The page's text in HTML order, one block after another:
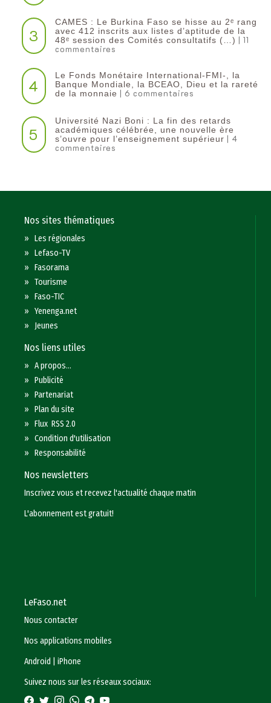
3
CAMES : Le Burkina Faso se hisse au 2ᵉ rang
avec 412 inscrits aux listes d’aptitude de la
48ᵉ session des Comités consultatifs (…) | 11
commentaires
4
Le Fonds Monétaire International-FMI-, la
Banque Mondiale, la BCEAO, Dieu et la rareté
de la monnaie | 6 commentaires
5
Université Nazi Boni : La fin des retards
académiques célébrée, une nouvelle ère
s’ouvre pour l’enseignement supérieur | 4
commentaires
Nos sites thématiques
»Les régionales
»Lefaso-TV
»Fasorama
»Tourisme
»Faso-TIC
»Yenenga.net
» Jeunes
Nos liens utiles
»A propos...
»Publicité
»Partenariat
»Plan du site
»Flux RSS 2.0
»Condition d'utilisation
»Responsabilité
Nos newsletters
Inscrivez vous et recevez l'actualité chaque matin
L'abonnement est gratuit!
LeFaso.net
Nous contacter
Nos applications mobiles
Android
|iPhone
Suivez nous sur les réseaux sociaux: